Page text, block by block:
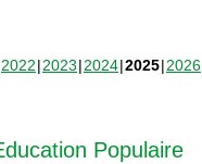
2022 2023 2024 2025 2026
Populaire